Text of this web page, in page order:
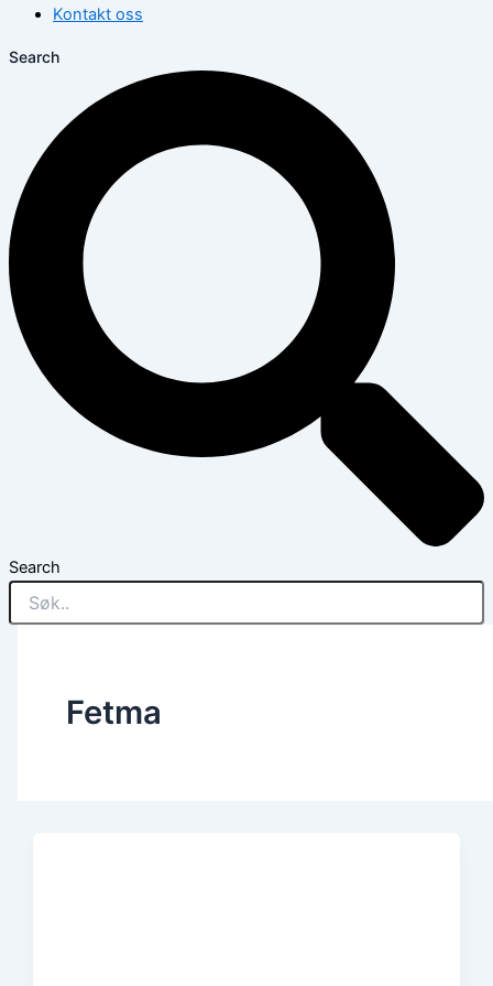
Kontakt oss
Search
Search
Fetma